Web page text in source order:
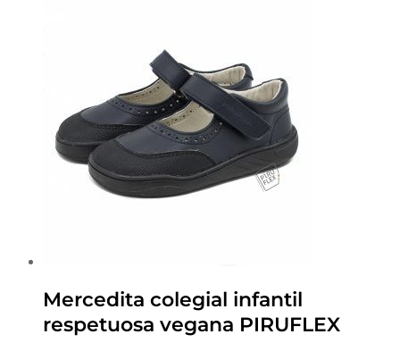
Mercedita colegial infantil
respetuosa vegana PIRUFLEX